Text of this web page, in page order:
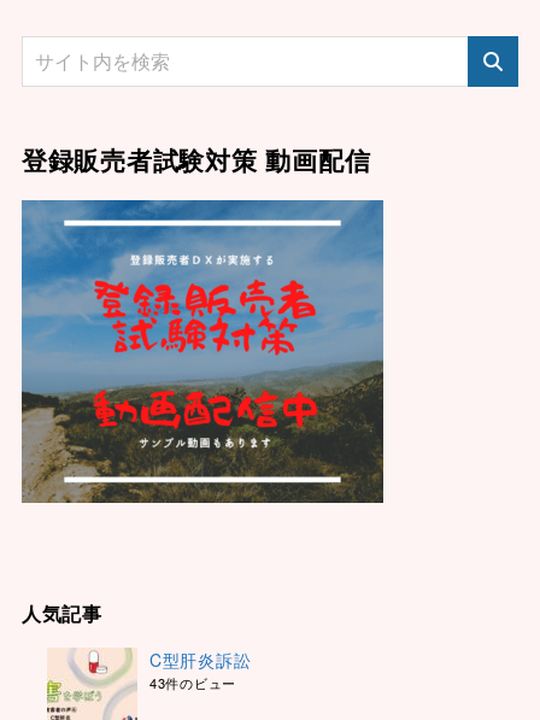
登録販売者試験対策 動画配信
人気記事
C型肝炎訴訟
43件のビュー